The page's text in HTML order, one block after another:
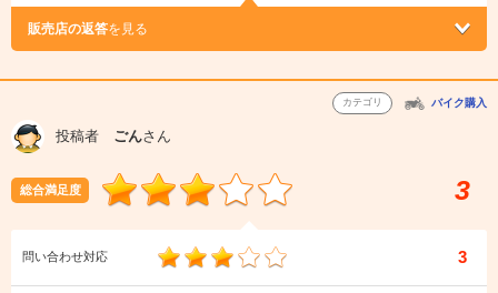
販売店の返答を見る
カテゴリ バイク購入
投稿者 ごんさん
総合満足度 3
問い合わせ対応 3